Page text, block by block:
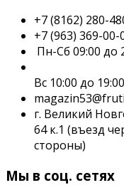
+7 (8162) 280-
+7 (963) 369-00-
Пн-Сб 09:00 до
Вс 10:00 до 19:00
г. Великий
64 к.1 (въезд
стороны)
Мы в соц. сетях